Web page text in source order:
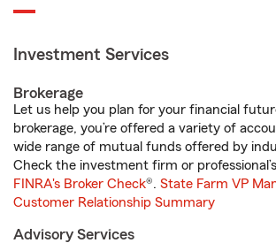
Investment Services
Brokerage
Let us help you plan for your financial
brokerage, you’re offered a variety of
wide range of mutual funds offered by
Check the investment firm or
FINRA's Broker Check®. State Farm VP
Customer Relationship Summary
Advisory Services